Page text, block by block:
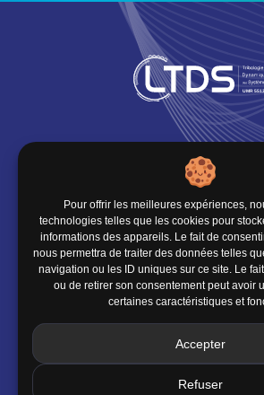
Pour offrir les meilleures expériences,
technologies telles que les cookies pour
informations des appareils. Le fait de
nous permettra de traiter des données telles
navigation ou les ID uniques sur ce site. Le
ou de retirer son consentement peut avoir
certaines caractéristiques et
Accepter
Refuser
Où nous trouver
Organisation du LTDS
Contact
École Centrale de Lyon
36 avenue Guy de Collongue
69134 Écully CEDEX